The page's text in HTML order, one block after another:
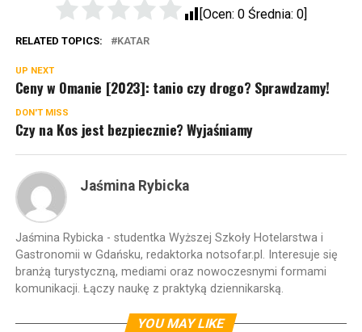
[Ocen:0 Średnia:0]
RELATED TOPICS: KATAR
UP NEXT
Ceny w Omanie [2023]: tanio czy drogo? Sprawdzamy!
DON'T MISS
Czy na Kos jest bezpiecznie? Wyjaśniamy
Jaśmina Rybicka
Jaśmina Rybicka - studentka Wyższej Szkoły Hotelarstwa i
Gastronomii w Gdańsku, redaktorka notsofar.pl. Interesuje się
branżą turystyczną, mediami oraz nowoczesnymi formami
komunikacji. Łączy naukę z praktyką dziennikarską.
YOU MAY LIKE